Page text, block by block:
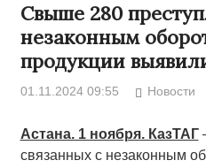
Свыше 280
незаконным
продукции
01.11.2024 09:55 Новости
Астана. 1 ноября. КазТАГ
связанных с незаконным